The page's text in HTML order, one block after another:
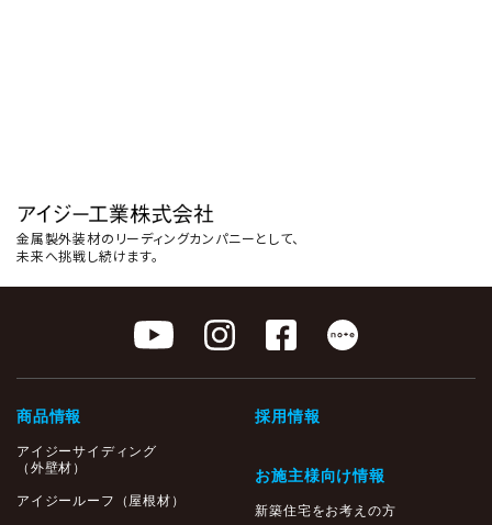
金属製外装材のリーディングカンパニーとして、
未来へ挑戦し続けます。
商品情報
アイジーサイディング
（外壁材）
アイジールーフ（屋根材）
採用情報
お施主様向け情報
新築住宅をお考えの方